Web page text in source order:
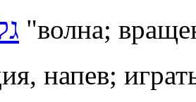
"волна;
напев;